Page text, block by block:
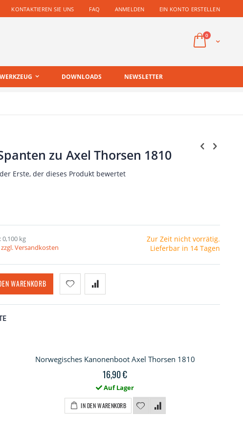
KONTAKTIEREN SIE UNS FAQ ANMELDEN EIN KONTO ERSTELLEN
Cart
0Artikel
WERKZEUG DOWNLOADS NEWSLETTER
zu Axel Thorsen 1810
Erste, der dieses Produkt bewertet
kg
zzgl. Versandkosten
Zur Zeit nicht vorrätig.
Lieferbar in 14 Tagen
WARENKORB
Norwegisches Kanonenboot Axel Thorsen 1810
16,90 €
Auf Lager
IN DEN WARENKORB